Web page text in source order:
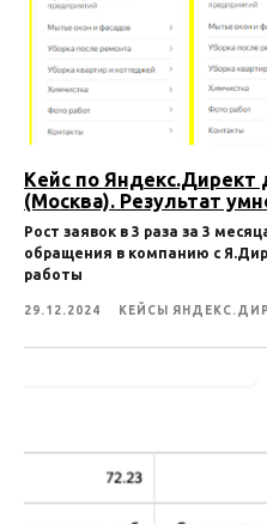
Кейc по Яндекс.Директ
(Москва). Результат
Рост заявок в 3 раза за 3
обращения в компанию с
работы
29.12.2024 КЕЙСЫ